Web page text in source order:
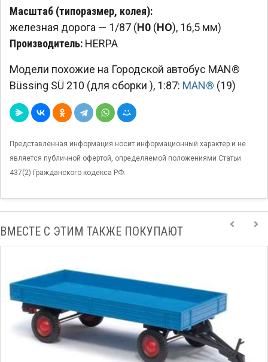
Масштаб (типоразмер, колея):
железная дорога — 1/87 (H0 (HO), 16,5 мм)
Производитель: HERPA
Модели похожие на Городской автобус MAN®
Büssing SÜ 210 (для сборки ), 1:87: MAN® (19)
Представленная информация носит информационный характер и не
является публичной офертой, определяемой положениями Статьи
437(2) Гражданского кодекса РФ.
ВМЕСТЕ С ЭТИМ ТАКЖЕ ПОКУПАЮТ